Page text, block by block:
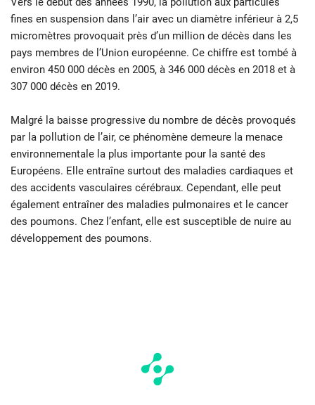
fines en suspension dans l’air avec un diamètre inférieur à 2,5
micromètres provoquait près d’un million de décès dans les
pays membres de l’Union européenne. Ce chiffre est tombé à
environ 450 000 décès en 2005, à 346 000 décès en 2018 et à
307 000 décès en 2019.
Malgré la baisse progressive du nombre de décès provoqués
par la pollution de l’air, ce phénomène demeure la menace
environnementale la plus importante pour la santé des
Européens. Elle entraîne surtout des maladies cardiaques et
des accidents vasculaires cérébraux. Cependant, elle peut
également entraîner des maladies pulmonaires et le cancer
des poumons. Chez l’enfant, elle est susceptible de nuire au
développement des poumons.